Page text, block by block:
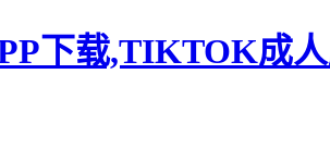
下载,TIKTOK成